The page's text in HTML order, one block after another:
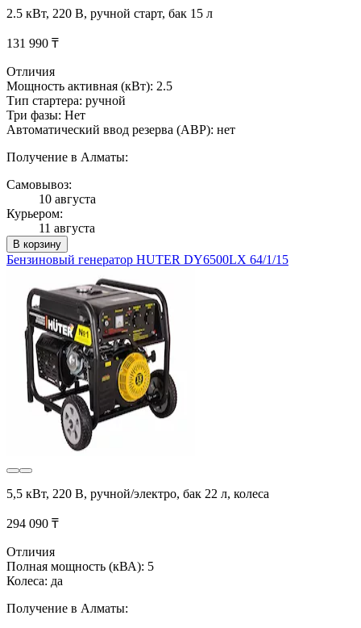
2.5 кВт, 220 В, ручной старт, бак 15 л
131 990 ₸
Отличия
Мощность активная (кВт): 2.5
Тип стартера: ручной
Три фазы: Нет
Автоматический ввод резерва (АВР): нет
Получение в Алматы:
Самовывоз:
10 августа
Курьером:
11 августа
В корзину
Бензиновый генератор HUTER DY6500LX 64/1/15
5,5 кВт, 220 В, ручной/электро, бак 22 л, колеса
294 090 ₸
Отличия
Полная мощность (кВА): 5
Колеса: да
Получение в Алматы: